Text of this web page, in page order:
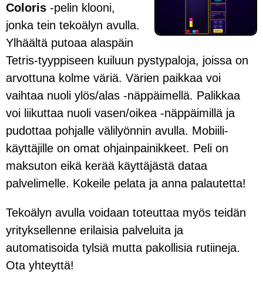
Coloris -pelin klooni,
jonka tein teko­älyn avulla.
Ylhäältä putoaa alas­päin
Tetris-tyyppiseen kuiluun pysty­paloja, joissa on
arvottuna kolme väriä. Värien paikkaa voi
vaihtaa nuoli ylös/alas -näppäimellä. Palikkaa
voi liikuttaa nuoli vasen/oikea -näppäimillä ja
pudottaa pohjalle väli­lyönnin avulla. Mobiili­
käyttäjille on omat ohjain­painikkeet. Peli on
maksuton eikä kerää käyttäjästä dataa
palvelimelle. Kokeile pelata ja anna palautetta!
Tekoälyn avulla voidaan toteuttaa myös teidän
yrityksellenne erilaisia palveluita ja
automatisoida tylsiä mutta pakollisia rutiineja.
Ota yhteyttä!